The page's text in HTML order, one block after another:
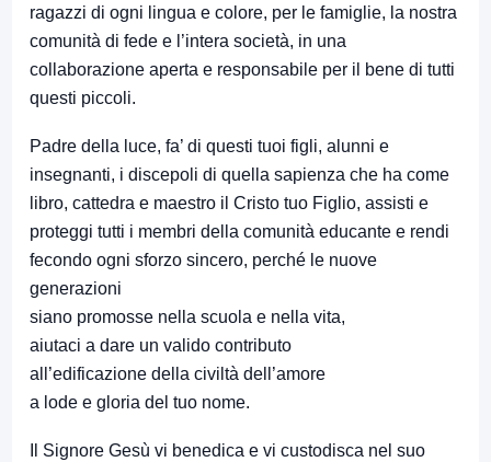
ragazzi di ogni lingua e colore, per le famiglie, la nostra
comunità di fede e l’intera società, in una
collaborazione aperta e responsabile per il bene di tutti
questi piccoli.
Padre della luce, fa’ di questi tuoi figli, alunni e
insegnanti, i discepoli di quella sapienza che ha come
libro, cattedra e maestro il Cristo tuo Figlio, assisti e
proteggi tutti i membri della comunità educante e rendi
fecondo ogni sforzo sincero, perché le nuove
generazioni
siano promosse nella scuola e nella vita,
aiutaci a dare un valido contributo
all’edificazione della civiltà dell’amore
a lode e gloria del tuo nome.
Il Signore Gesù vi benedica e vi custodisca nel suo